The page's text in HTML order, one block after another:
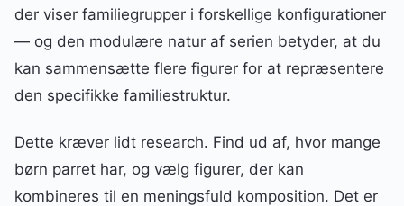
der viser familiegrupper i forskellige konfigurationer
— og den modulære natur af serien betyder, at du
kan sammensætte flere figurer for at repræsentere
den specifikke familiestruktur.
Dette kræver lidt research. Find ud af, hvor mange
børn parret har, og vælg figurer, der kan
kombineres til en meningsfuld komposition. Det er